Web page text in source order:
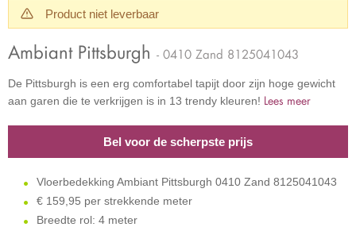
Product niet leverbaar
Ambiant Pittsburgh - 0410 Zand 8125041043
De Pittsburgh is een erg comfortabel tapijt door zijn hoge gewicht
aan garen die te verkrijgen is in 13 trendy kleuren! Lees meer
Bel voor de scherpste prijs
Vloerbedekking Ambiant Pittsburgh 0410 Zand 8125041043
€ 159,95 per strekkende meter
Breedte rol: 4 meter